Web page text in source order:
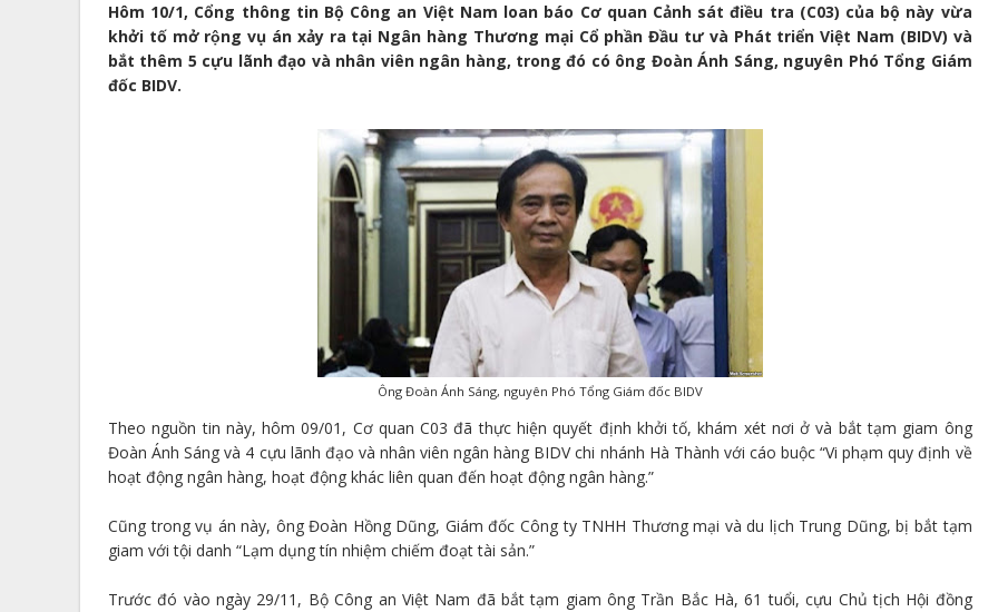
Hôm 10/1, Cổng thông tin Bộ Công an Việt Nam loan báo Cơ quan Cảnh sát điều tra (C03) của bộ này vừa
khởi tố mở rộng vụ án xảy ra tại Ngân hàng Thương mại Cổ phần Đầu tư và Phát triển Việt Nam (BIDV) và
bắt thêm 5 cựu lãnh đạo và nhân viên ngân hàng, trong đó có ông Đoàn Ánh Sáng, nguyên Phó Tổng Giám
đốc BIDV.
Ông Đoàn Ánh Sáng, nguyên Phó Tổng Giám đốc BIDV
Theo nguồn tin này, hôm 09/01, Cơ quan C03 đã thực hiện quyết định khởi tố, khám xét nơi ở và bắt tạm giam ông
Đoàn Ánh Sáng và 4 cựu lãnh đạo và nhân viên ngân hàng BIDV chi nhánh Hà Thành với cáo buộc “Vi phạm quy định về
hoạt động ngân hàng, hoạt động khác liên quan đến hoạt động ngân hàng.”
Cũng trong vụ án này, ông Đoàn Hồng Dũng, Giám đốc Công ty TNHH Thương mại và du lịch Trung Dũng, bị bắt tạm
giam với tội danh “Lạm dụng tín nhiệm chiếm đoạt tài sản.”
Trước đó vào ngày 29/11, Bộ Công an Việt Nam đã bắt tạm giam ông Trần Bắc Hà, 61 tuổi, cựu Chủ tịch Hội đồng